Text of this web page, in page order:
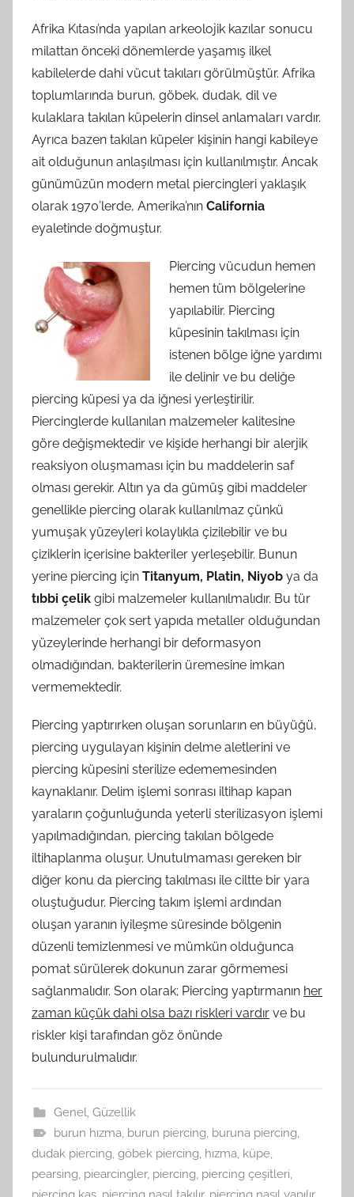
Afrika Kıtası’nda yapılan arkeolojik kazılar sonucu
milattan önceki dönemlerde yaşamış ilkel
kabilelerde dahi vücut takıları görülmüştür. Afrika
toplumlarında burun, göbek, dudak, dil ve
kulaklara takılan küpelerin dinsel anlamaları vardır.
Ayrıca bazen takılan küpeler kişinin hangi kabileye
ait olduğunun anlaşılması için kullanılmıştır. Ancak
günümüzün modern metal piercingleri yaklaşık
olarak 1970’lerde, Amerika’nın California
eyaletinde doğmuştur.
Piercing vücudun hemen
hemen tüm bölgelerine
yapılabilir. Piercing
küpesinin takılması için
istenen bölge iğne yardımı
ile delinir ve bu deliğe
piercing küpesi ya da iğnesi yerleştirilir.
Piercinglerde kullanılan malzemeler kalitesine
göre değişmektedir ve kişide herhangi bir alerjik
reaksiyon oluşmaması için bu maddelerin saf
olması gerekir. Altın ya da gümüş gibi maddeler
genellikle piercing olarak kullanılmaz çünkü
yumuşak yüzeyleri kolaylıkla çizilebilir ve bu
çiziklerin içerisine bakteriler yerleşebilir. Bunun
yerine piercing için Titanyum, Platin, Niyob ya da
tıbbi çelik gibi malzemeler kullanılmalıdır. Bu tür
malzemeler çok sert yapıda metaller olduğundan
yüzeylerinde herhangi bir deformasyon
olmadığından, bakterilerin üremesine imkan
vermemektedir.
Piercing yaptırırken oluşan sorunların en büyüğü,
piercing uygulayan kişinin delme aletlerini ve
piercing küpesini sterilize edememesinden
kaynaklanır. Delim işlemi sonrası iltihap kapan
yaraların çoğunluğunda yeterli sterilizasyon işlemi
yapılmadığından, piercing takılan bölgede
iltihaplanma oluşur. Unutulmaması gereken bir
diğer konu da piercing takılması ile ciltte bir yara
oluştuğudur. Piercing takım işlemi ardından
oluşan yaranın iyileşme süresinde bölgenin
düzenli temizlenmesi ve mümkün olduğunca
pomat sürülerek dokunun zarar görmemesi
sağlanmalıdır. Son olarak; Piercing yaptırmanın her
zaman küçük dahi olsa bazı riskleri vardır ve bu
riskler kişi tarafından göz önünde
bulundurulmalıdır.
Genel, Güzellik
burun hızma, burun piercing, buruna piercing,
dudak piercing, göbek piercing, hızma, küpe,
pearsing, piearcingler, piercing, piercing çeşitleri,